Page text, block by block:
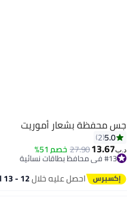
جس محفظة بشعار أموريت
5.0
2
د.ب‏13.67
27.90خصم 51%
#13 في محافظ بطاقات نسائية
أقل سعر في 7 يوم
#13 في محافظ بطاقات نسائية احصل عليه خلال12 - 13 اغسطس